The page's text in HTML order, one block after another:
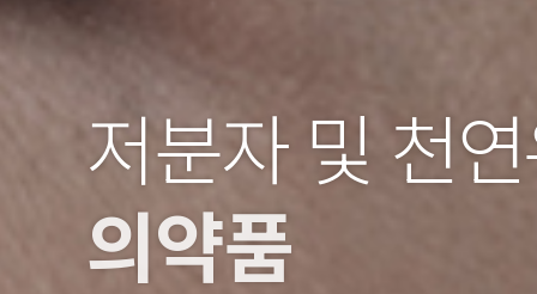
저분자 및 천
의약품